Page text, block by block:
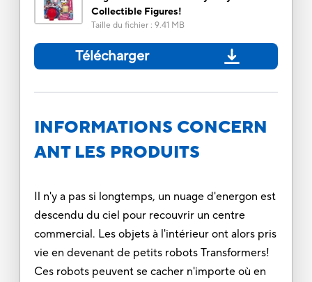
Collectible Figures!
Taille du fichier: 9.41 MB
Télécharger
INFORMATIONS CONCERN
ANT LES PRODUITS
Il n'y a pas si longtemps, un nuage d'energon est
descendu du ciel pour recouvrir un centre
commercial. Les objets à l'intérieur ont alors pris
vie en devenant de petits robots Transformers!
Ces robots peuvent se cacher n'importe où en